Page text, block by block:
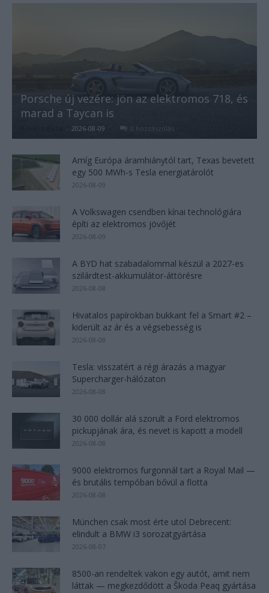
Porsche új vezére: jön az elektromos 718, és
marad a Taycan is
- 2026-08-09 0 hozzászólás
Amíg Európa áramhiánytól tart, Texas bevetett
egy 500 MWh-s Tesla energiatárolót
2026-08-09
A Volkswagen csendben kínai technológiára
építi az elektromos jövőjét
2026-08-09
A BYD hat szabadalommal készül a 2027-es
szilárdtest-akkumulátor-áttörésre
2026-08-08
Hivatalos papírokban bukkant fel a Smart #2 –
kiderült az ár és a végsebesség is
2026-08-08
Tesla: visszatért a régi árazás a magyar
Supercharger-hálózaton
2026-08-08
30 000 dollár alá szorult a Ford elektromos
pickupjának ára, és nevet is kapott a modell
2026-08-08
9000 elektromos furgonnál tart a Royal Mail —
és brutális tempóban bővül a flotta
2026-08-08
München csak most érte utol Debrecent:
elindult a BMW i3 sorozatgyártása
2026-08-07
8500-an rendeltek vakon egy autót, amit nem
láttak — megkezdődött a Škoda Peaq gyártása